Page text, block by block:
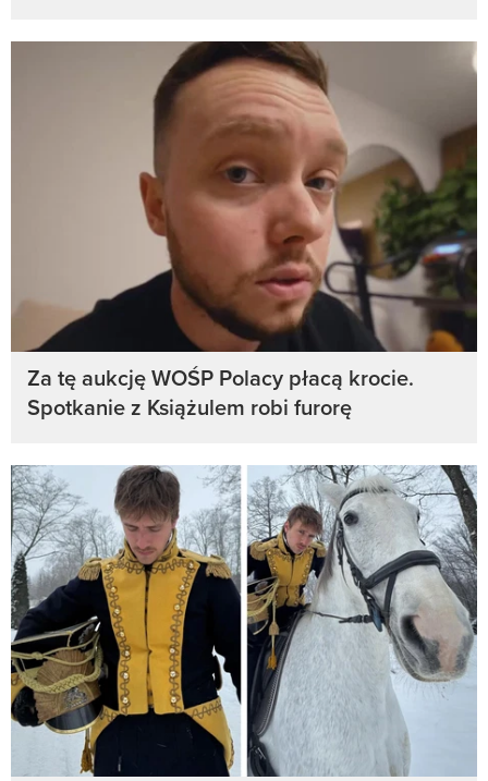
Za tę aukcję WOŚP Polacy płacą krocie.
Spotkanie z Książulem robi furorę